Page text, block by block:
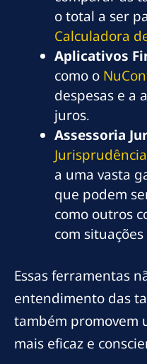
o total a ser
Calculadora
Aplicativos
como o
despesas e a
juros.
Assessoria
a uma vasta
que podem
como outros
com
Essas ferramentas
entendimento das
também promovem
mais eficaz e